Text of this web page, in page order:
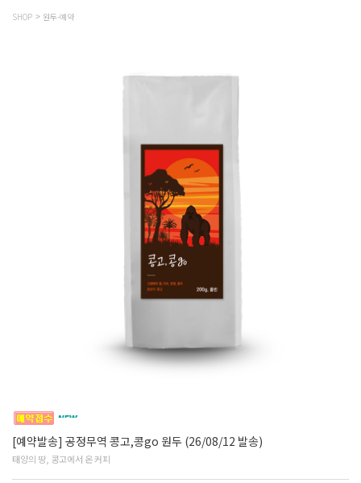
SHOP 원두-예약
[예약발송] 공정무역 콩고,콩go 원두 (26/08/12 발송)
태양의 땅, 콩고에서 온 커피